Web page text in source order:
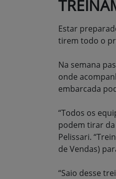
Estar
tirem todo o
Na semana
onde
embarcada
“Todos os
podem tirar
Pelissari.
de Vendas)
“Saio desse